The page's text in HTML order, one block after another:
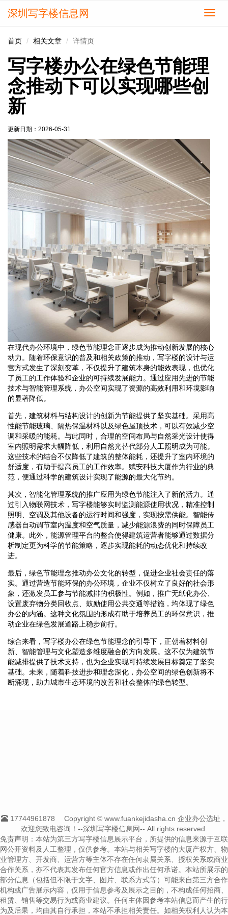
切
深圳写字楼信息网
首页 相关文章 详情页
写字楼办公在绿色节能理
念推动下可以实现哪些创
新
更新日期： 2026-05-31
在现代办公环境中，绿色节能理念正逐步成为推动创新发展的核心
动力。随着环保意识的普及和相关政策的推动，写字楼的设计与运
营方式发生了深刻变革，不仅提升了建筑本身的能效表现，也优化
了员工的工作体验和企业的可持续发展能力。通过应用先进的节能
技术与智能管理系统，办公空间实现了资源的高效利用和环境影响
的显著降低。
首先，建筑材料与结构设计的创新为节能提供了坚实基础。采用高
性能节能玻璃、隔热保温材料以及绿色屋顶技术，可以有效减少空
调和采暖的能耗。与此同时，合理的空间布局与自然采光设计使得
室内照明需求大幅降低，利用自然光替代部分人工照明成为可能。
这些技术的结合不仅降低了建筑的整体能耗，还提升了室内环境的
舒适度，有助于提高员工的工作效率。赋安科技大厦作为行业的典
范，便通过科学的建筑设计实现了能源的最大化节约。
其次，智能化管理系统的推广应用为绿色节能注入了新的活力。通
过引入物联网技术，写字楼能够实时监测能源使用状况，精准控制
照明、空调及其他设备的运行时间和强度，实现按需供能。智能传
感器自动调节室内温度和空气质量，减少能源浪费的同时保障员工
健康。此外，能源管理平台的整合使得建筑运营者能够通过数据分
析制定更为科学的节能策略，逐步实现能耗的动态优化和持续改
进。
最后，绿色节能理念推动办公文化的转型，促进企业社会责任的落
实。通过营造节能环保的办公环境，企业不仅树立了良好的社会形
象，还激发员工参与节能减排的积极性。例如，推广无纸化办公、
设置废弃物分类回收点、鼓励使用公共交通等措施，均体现了绿色
办公的内涵。这种文化氛围的形成有助于培养员工的环保意识，推
动企业在绿色发展道路上稳步前行。
综合来看，写字楼办公在绿色节能理念的引导下，正朝着材料创
新、智能管理与文化塑造多维度融合的方向发展。这不仅为建筑节
能减排提供了技术支持，也为企业实现可持续发展目标奠定了坚实
基础。未来，随着科技进步和理念深化，办公空间的绿色创新将不
断涌现，助力城市生态环境的改善和社会整体的绿色转型。
17744961878
Copyright © www.fuankejidasha.cn 企业办公选址，
欢迎您致电咨询！--深圳写字楼信息网-- All rights reserved.
免责声明：本站为第三方写字楼信息展示平台，所提供的信息来源于互联
网公开资料及人工整理，仅供参考。本站与相关写字楼的大厦产权方、物
业管理方、开发商、运营方等主体不存在任何隶属关系、授权关系或商业
合作关系，亦不代表其发布任何官方信息或作出任何承诺。本站所展示的
部分信息（包括但不限于文字、图片、联系方式等）可能来自第三方合作
机构或广告展示内容，仅用于信息参考及展示之目的，不构成任何招商、
租赁、销售等交易行为或商业建议。任何主体因参考本站信息而产生的行
为及后果，均由其自行承担，本站不承担相关责任。如相关权利人认为本